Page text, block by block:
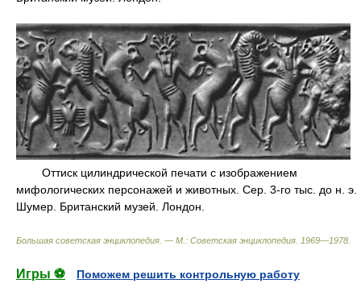
Оттиск цилиндрической печати с изображением
мифологических персонажей и животных. Сер. 3-го тыс. до н. э.
Шумер. Британский музей. Лондон.
Большая советская энциклопедия. — М.: Советская энциклопедия 1969—1978
Игры ⚽
Поможем решить контрольную работу